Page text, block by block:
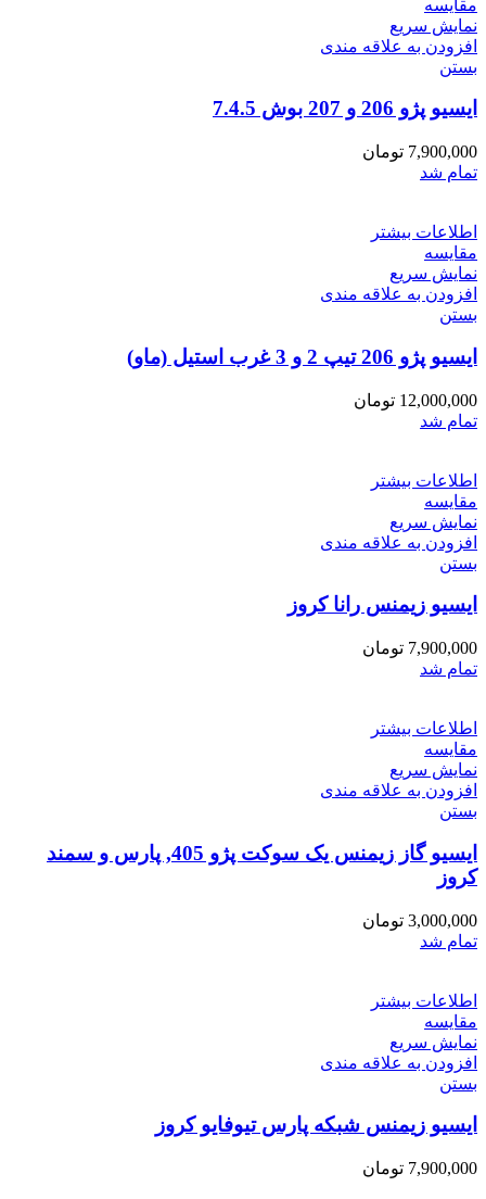
مقایسه
نمایش سریع
افزودن به علاقه مندی
بستن
ایسیو پژو 206 و 207 بوش 7.4.5
7,900,000 تومان
تمام شد
اطلاعات بیشتر
مقایسه
نمایش سریع
افزودن به علاقه مندی
بستن
ایسیو پژو 206 تیپ 2 و 3 غرب استیل (ماو)
12,000,000 تومان
تمام شد
اطلاعات بیشتر
مقایسه
نمایش سریع
افزودن به علاقه مندی
بستن
ایسیو زیمنس رانا کروز
7,900,000 تومان
تمام شد
اطلاعات بیشتر
مقایسه
نمایش سریع
افزودن به علاقه مندی
بستن
ایسیو گاز زیمنس یک سوکت پژو 405, پارس و سمند
کروز
3,000,000 تومان
تمام شد
اطلاعات بیشتر
مقایسه
نمایش سریع
افزودن به علاقه مندی
بستن
ایسیو زیمنس شبکه پارس تیوفایو کروز
7,900,000 تومان